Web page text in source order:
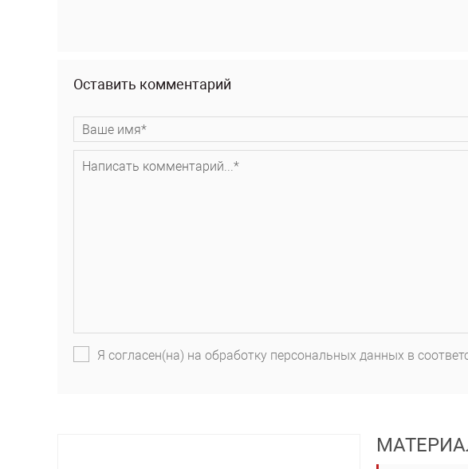
Оставить комментарий
Я согласен(на) на обработку персональных данных в